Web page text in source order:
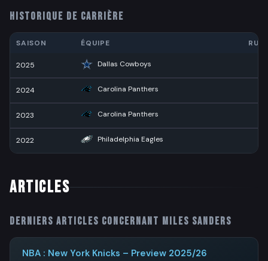
HISTORIQUE DE CARRIÈRE
SAISON ÉQUIPE
2025 Dallas Cowboys
2024 Carolina Panthers
2023 Carolina Panthers
2022 Philadelphia Eagles
ARTICLES
Derniers articles concernant Miles Sanders
NBA : New York Knicks – Preview 2025/26